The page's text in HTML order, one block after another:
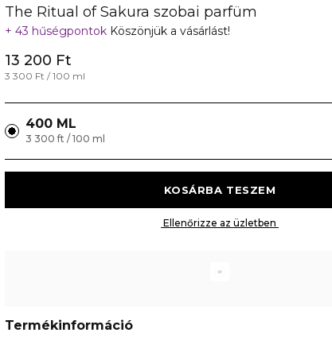
The Ritual of Sakura szobai parfüm
43 hűségpontok Köszönjük a vásárlást!
13 200 Ft
3 300 Ft / 100 ml
400 ML
3 300 ft / 100 ml
Termékinformáció